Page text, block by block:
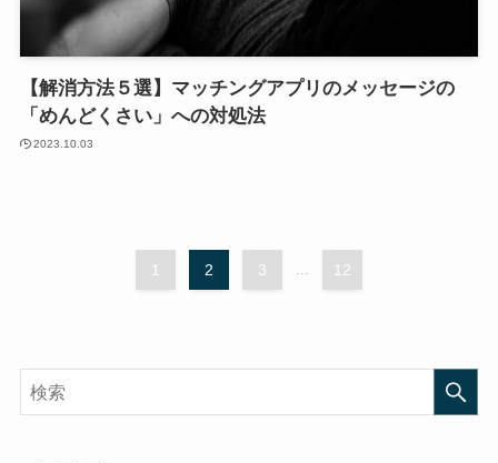
【解消方法５選】マッチングアプリのメッセージの
「めんどくさい」への対処法
2023.10.03
1 2 3 ... 12